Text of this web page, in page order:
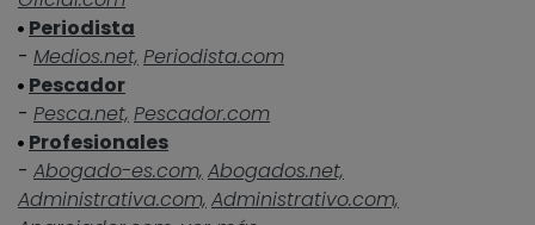
Periodista
- Medios.net, Periodista.com
Pescador
- Pesca.net, Pescador.com
Profesionales
- Abogado-es.com, Abogados.net,
Administrativa.com, Administrativo.com,